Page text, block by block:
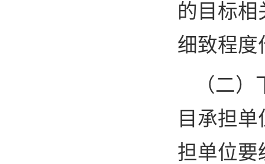
的目标
细致程度
（二
目承担
担单位要